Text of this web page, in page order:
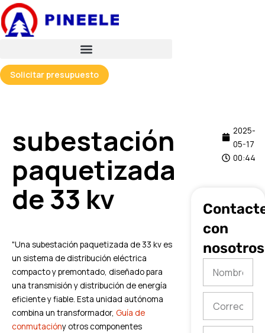
跳
至
内
Solicitar presupuesto
subestación
paquetizada
de 33 kv
2025-
05-17
00:44
"Una subestación paquetizada de 33 kv es
un sistema de distribución eléctrica
compacto y premontado, diseñado para
una transmisión y distribución de energía
eficiente y fiable. Esta unidad autónoma
combina un transformador, Guía de
conmutacióny otros componentes
con
nosotros
electrónico